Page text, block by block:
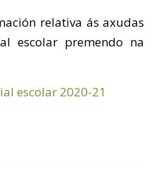
relativa ás axudas
escolar premendo na
escolar 2020-21